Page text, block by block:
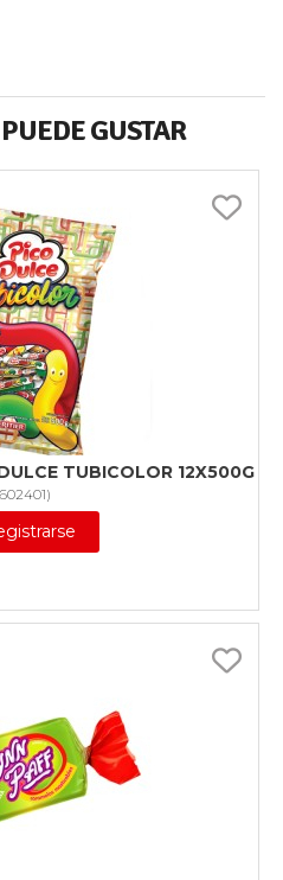
GUSTAR
TUBICOLOR 12X500G
)